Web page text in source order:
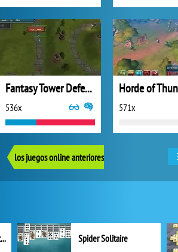
Fantasy Tower Defense 3D
536x
Horde of
571x
los juegos online anteriores
Game of Thrones Winter is Coming Spider Solitaire